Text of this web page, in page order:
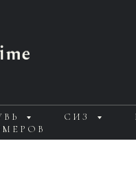
СИЗ